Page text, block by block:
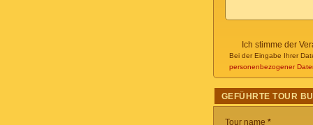
Ich stimme der
Bei der Eingabe Ihrer
personenbezogener
GEFÜHRTE TOUR
Tour name *